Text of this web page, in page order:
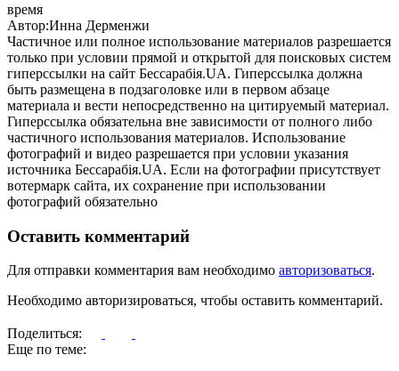
время
Автор:Инна Дерменжи
Частичное или полное использование материалов разрешается
только при условии прямой и открытой для поисковых систем
гиперссылки на сайт Бессарабія.UA. Гиперссылка должна
быть размещена в подзаголовке или в первом абзаце
материала и вести непосредственно на цитируемый материал.
Гиперссылка обязательна вне зависимости от полного либо
частичного использования материалов. Использование
фотографий и видео разрешается при условии указания
источника Бессарабія.UA. Если на фотографии присутствует
вотермарк сайта, их сохранение при использовании
фотографий обязательно
Оставить комментарий
Для отправки комментария вам необходимо авторизоваться.
Необходимо авторизироваться, чтобы оставить комментарий.
Поделиться:
Еще по теме: